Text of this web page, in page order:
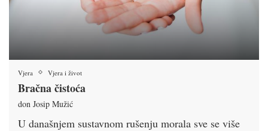
Vjera Vjera i život
Bračna čistoća
don Josip Mužić
U današnjem sustavnom rušenju morala sve se više